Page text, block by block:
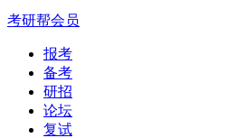
考研帮会员
报考
备考
研招
论坛
复试